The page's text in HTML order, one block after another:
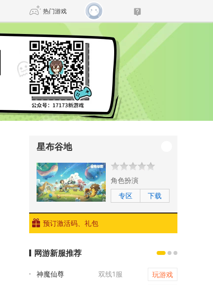
热门游戏
传奇4
剑网3旗舰版 新天龙八部
诛仙世界 新仙侠5
星布谷地
角色扮演
专区
下载
预订激活码、礼包
网游新服推荐
神魔仙尊 双线1服
玩游戏